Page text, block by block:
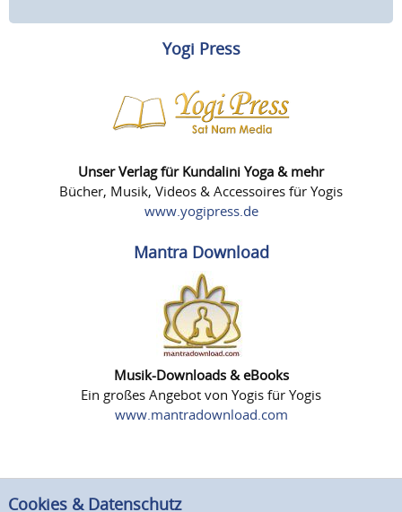
Yogi Press
Unser Verlag für Kundalini Yoga & mehr
Bücher, Musik, Videos & Accessoires für Yogis
www.yogipress.de
Mantra Download
Musik-Downloads & eBooks
Ein großes Angebot von Yogis für Yogis
www.mantradownload.com
Cookies & Datenschutz